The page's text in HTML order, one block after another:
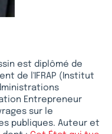
est diplômé de
de l'IFRAP (Institut
Entrepreneur
sur le
publiques. Auteur et